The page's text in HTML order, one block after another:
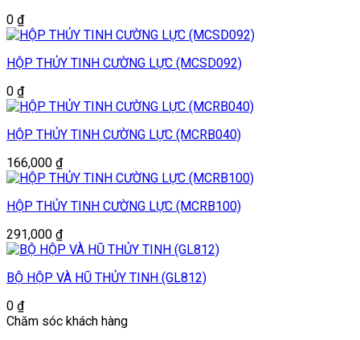
0 ₫
HỘP THỦY TINH CƯỜNG LỰC (MCSD092)
0 ₫
HỘP THỦY TINH CƯỜNG LỰC (MCRB040)
166,000 ₫
HỘP THỦY TINH CƯỜNG LỰC (MCRB100)
291,000 ₫
BỘ HỘP VÀ HŨ THỦY TINH (GL812)
0 ₫
Chăm sóc khách hàng